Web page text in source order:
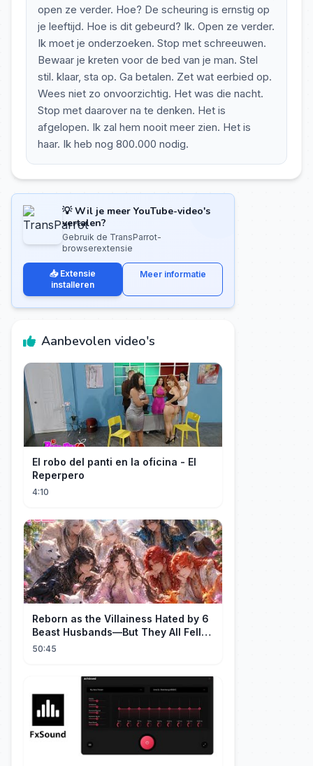
open ze verder. Hoe? De scheuring is ernstig op
je leeftijd. Hoe is dit gebeurd? Ik. Open ze verder.
Ik moet je onderzoeken. Stop met schreeuwen.
Bewaar je kreten voor de bed van je man. Stel
stil. klaar, sta op. Ga betalen. Zet wat eerbied op.
Wees niet zo onvoorzichtig. Het was die nacht.
Stop met daarover na te denken. Het is
afgelopen. Ik zal hem nooit meer zien. Het is
haar. Ik heb nog 800.000 nodig.
💡 Wil je meer YouTube-video's
vertalen?
Gebruik de TransParrot-
browserextensie
📥 Extensie
installeren
Meer informatie
Aanbevolen video's
El robo del panti en la oficina - El
Reperpero
4:10
Reborn as the Villainess Hated by 6
Beast Husbands—But They All Fell
for Her!
50:45